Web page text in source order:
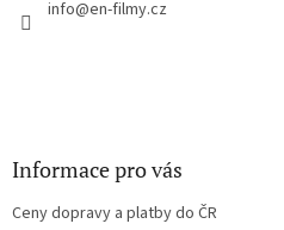
info@en-filmy.cz
Informace pro vás
Ceny dopravy a platby do ČR